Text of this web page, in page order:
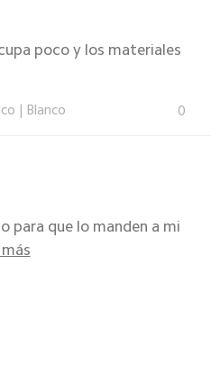
poco y los materiales
Blanco 0
para que lo manden a mi